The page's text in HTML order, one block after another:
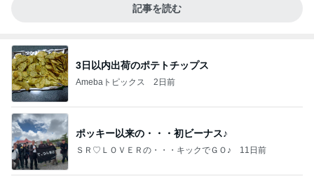
記事を読む
3日以内出荷のポテトチップス
Amebaトピックス 2日前
ポッキー以来の・・・初ビーナス♪
ＳＲ♡ＬＯＶＥＲの・・・キックでＧＯ♪ 11日前